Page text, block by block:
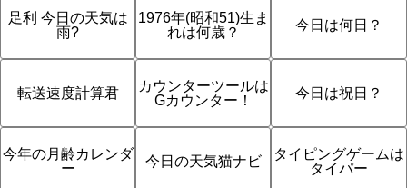
足利 今日の天気は
雨?
1976年(昭和51)生ま
れは何歳？
今日は何日？
転送速度計算君
カウンターツールは
Gカウンター！
今日は祝日？
今年の月齢カレンダ
ー
今日の天気猫ナビ
タイピングゲームは
タイパー